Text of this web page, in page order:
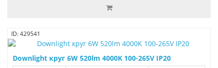
ID: 429541
Downlight круг 6W 520lm 4000K 100-265V IP20